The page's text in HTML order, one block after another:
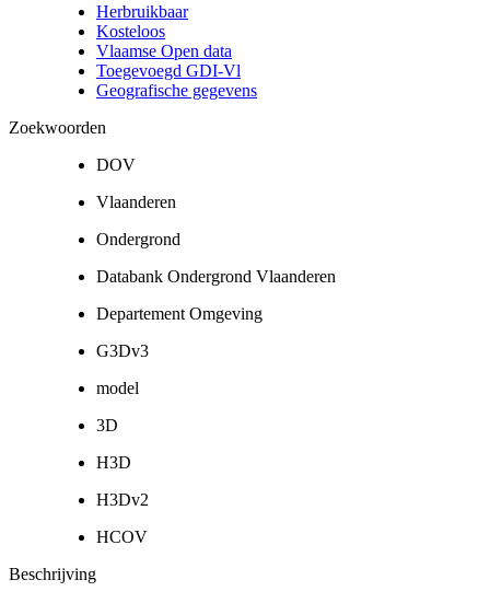
Herbruikbaar
Kosteloos
Vlaamse Open data
Toegevoegd GDI-Vl
Geografische gegevens
Zoekwoorden
DOV
Vlaanderen
Ondergrond
Databank Ondergrond Vlaanderen
Departement Omgeving
G3Dv3
model
3D
H3D
H3Dv2
HCOV
Beschrijving